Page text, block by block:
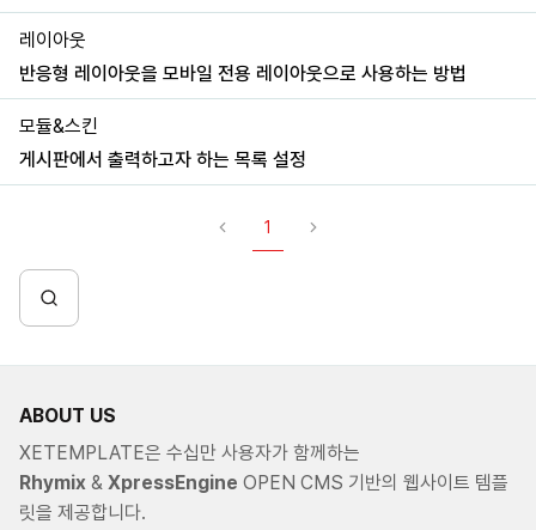
레이아웃
반응형 레이아웃을 모바일 전용 레이아웃으로 사용하는 방법
모듈&스킨
게시판에서 출력하고자 하는 목록 설정
1
ABOUT US
XETEMPLATE은 수십만 사용자가 함께하는
Rhymix & XpressEngine OPEN CMS 기반의 웹사이트 템플
릿을 제공합니다.